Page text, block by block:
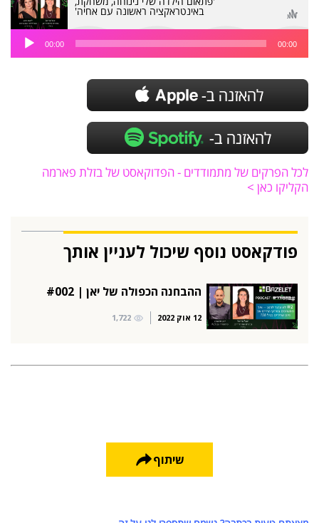
באינטראקציה ראשונה עם אחיה'
נגן
אודיו
00:00 00:00
לכל הפרקים של מתמודדים - הפדוקאסט של בזלת פארמה
הקליקו כאן >
פודקאסט נוסף שיכול לעניין אותך
ההבחנה הכפולה של יאן | #002
12 אוק 2022 1,722
שיתוף